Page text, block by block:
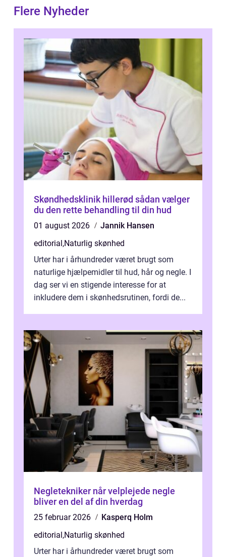
Flere Nyheder
Skøndhedsklinik hillerød sådan vælger
du den rette behandling til din hud
01 august 2026
Jannik Hansen
editorial ,Naturlig skønhed
Urter har i århundreder været brugt som
naturlige hjælpemidler til hud, hår og negle. I
dag ser vi en stigende interesse for at
inkludere dem i skønhedsrutinen, fordi de...
Negletekniker når velplejede negle
bliver en del af din hverdag
25 februar 2026
Kasperq Holm
editorial ,Naturlig skønhed
Urter har i århundreder været brugt som